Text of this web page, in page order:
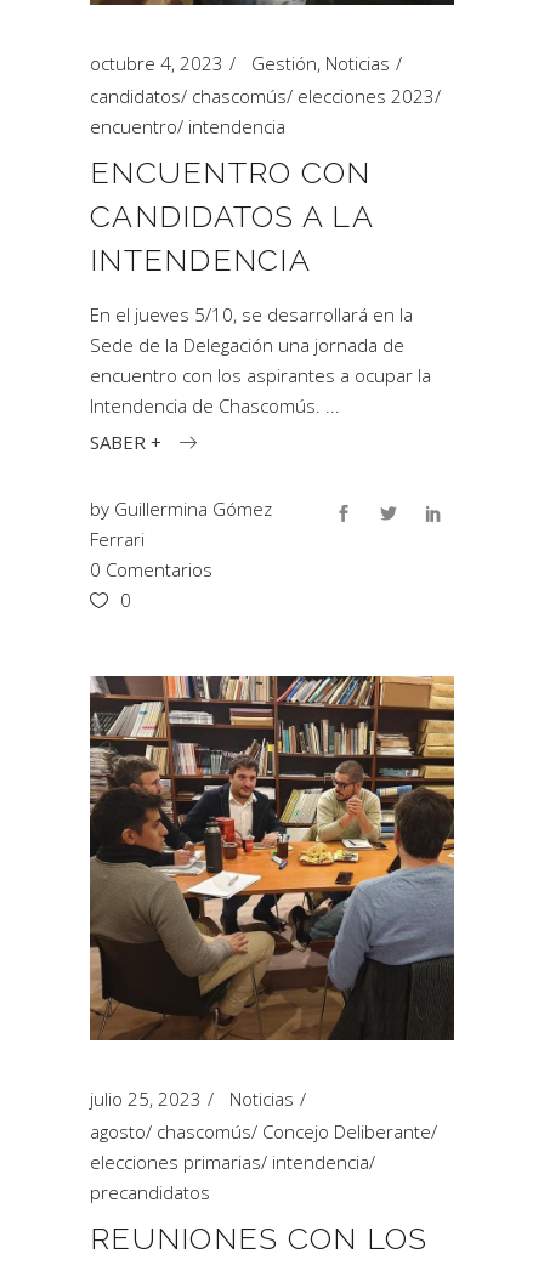
octubre 4, 2023 Gestión, Noticias
candidatos/ chascomús/ elecciones 2023/
encuentro/ intendencia
ENCUENTRO CON
CANDIDATOS A LA
INTENDENCIA
En el jueves 5/10, se desarrollará en la
Sede de la Delegación una jornada de
encuentro con los aspirantes a ocupar la
Intendencia de Chascomús.
SABER +
by Guillermina Gómez
Ferrari
0 Comentarios
0
julio 25, 2023
Noticias
agosto/ chascomús/ Concejo Deliberante/
elecciones primarias/ intendencia/
precandidatos
REUNIONES CON LOS